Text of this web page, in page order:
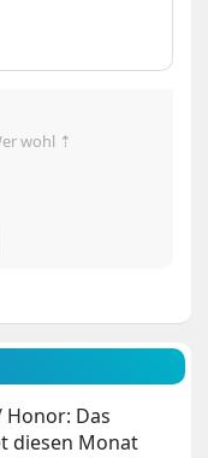
wohl ⇡
Honor: Das
diesen Monat